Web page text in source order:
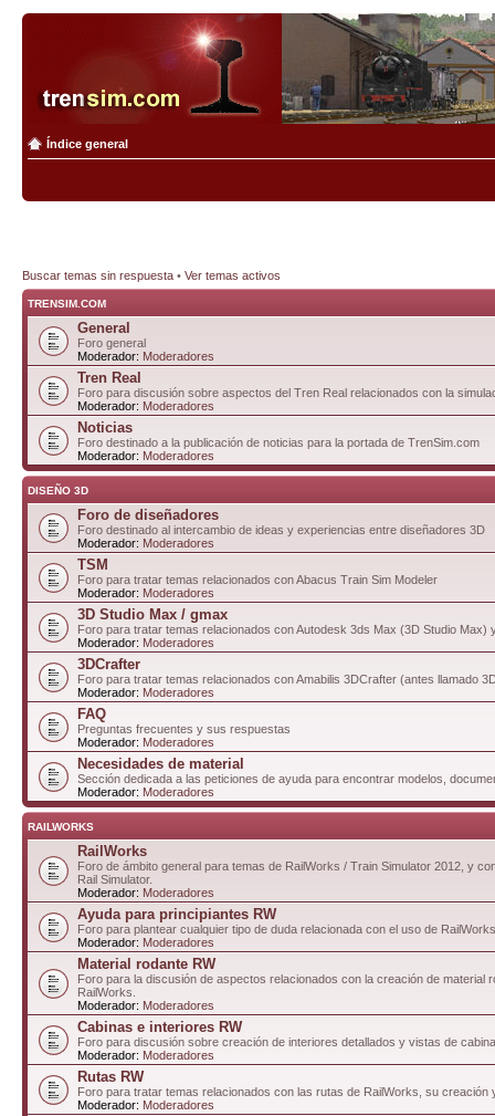
Índice general
Buscar temas sin respuesta • Ver temas activos
TRENSIM.COM
General
Foro general
Moderador: Moderadores
Tren Real
Foro para discusión sobre aspectos del Tren Real relacionados con la
Moderador: Moderadores
Noticias
Foro destinado a la publicación de noticias para la portada de TrenSim.com
Moderador: Moderadores
DISEÑO 3D
Foro de diseñadores
Foro destinado al intercambio de ideas y experiencias entre diseñadores 3D
Moderador: Moderadores
TSM
Foro para tratar temas relacionados con Abacus Train Sim Modeler
Moderador: Moderadores
3D Studio Max / gmax
Foro para tratar temas relacionados con Autodesk 3ds Max (3D Studio Max)
Moderador: Moderadores
3DCrafter
Foro para tratar temas relacionados con Amabilis 3DCrafter (antes llamado
Moderador: Moderadores
FAQ
Preguntas frecuentes y sus respuestas
Moderador: Moderadores
Necesidades de material
Sección dedicada a las peticiones de ayuda para encontrar modelos,
Moderador: Moderadores
RAILWORKS
RailWorks
Foro de ámbito general para temas de RailWorks / Train Simulator 2012, y
Rail Simulator.
Moderador: Moderadores
Ayuda para principiantes RW
Foro para plantear cualquier tipo de duda relacionada con el uso de
Moderador: Moderadores
Material rodante RW
Foro para la discusión de aspectos relacionados con la creación de material
RailWorks.
Moderador: Moderadores
Cabinas e interiores RW
Foro para discusión sobre creación de interiores detallados y vistas de
Moderador: Moderadores
Rutas RW
Foro para tratar temas relacionados con las rutas de RailWorks, su creación
Moderador: Moderadores